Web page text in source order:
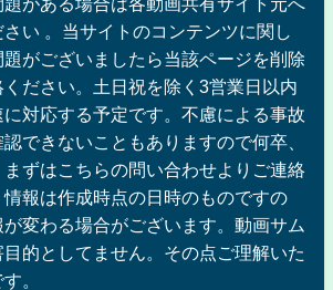
い 。当サイトのコンテンツに関し
がございましたら当該ページを削除
ください。土日祝を除く3営業日以内
対応する予定です。不慮による事故
できないこともありますので何卒、
まずはこちらの問い合わせよりご連絡
報は作成時点の日時のものですの
変わる場合がございます。動画サム
的としてません。その点ご理解いた
。